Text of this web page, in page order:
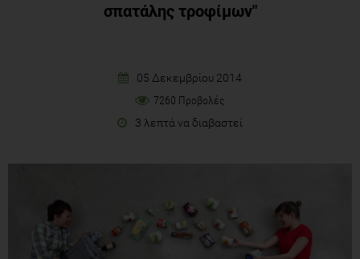
σπατάλης τροφίμων"
05 Δεκεμβρίου 2014
7260 Προβολές
3 λεπτά να διαβαστεί